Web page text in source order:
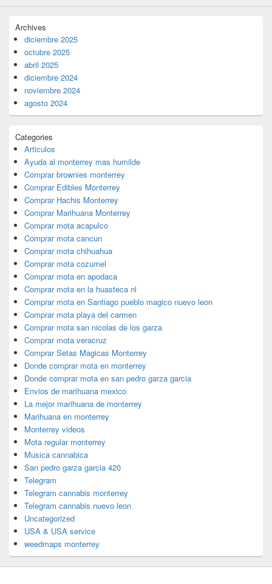
Archives
diciembre 2025
octubre 2025
abril 2025
diciembre 2024
noviembre 2024
agosto 2024
Categories
Articulos
Ayuda al monterrey mas humilde
Comprar brownies monterrey
Comprar Edibles Monterrey
Comprar Hachis Monterrey
Comprar Marihuana Monterrey
Comprar mota acapulco
Comprar mota cancun
Comprar mota chihuahua
Comprar mota cozumel
Comprar mota en apodaca
Comprar mota en la huasteca nl
Comprar mota en Santiago pueblo magico nuevo leon
Comprar mota playa del carmen
Comprar mota san nicolas de los garza
Comprar mota veracruz
Comprar Setas Magicas Monterrey
Donde comprar mota en monterrey
Donde comprar mota en san pedro garza garcia
Envios de marihuana mexico
La mejor marihuana de monterrey
Marihuana en monterrey
Monterrey videos
Mota regular monterrey
Musica cannabica
San pedro garza garcia 420
Telegram
Telegram cannabis monterrey
Telegram cannabis nuevo leon
Uncategorized
USA & USA service
weedmaps monterrey